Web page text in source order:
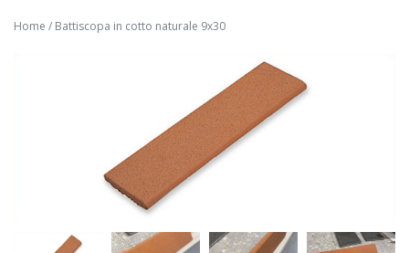
Home / Battiscopa in cotto naturale 9x30